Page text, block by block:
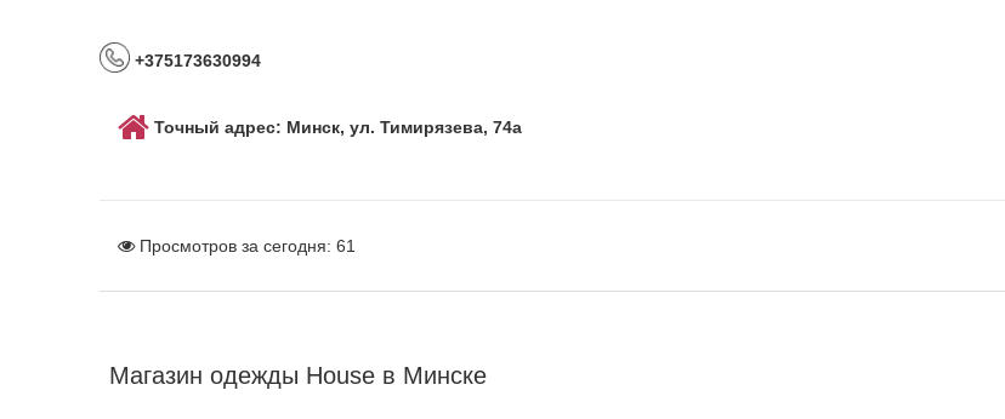
+375173630994
Точный адрес: Минск, ул. Тимирязева, 74а
Просмотров за сегодня:61
Магазин одежды House в Минске